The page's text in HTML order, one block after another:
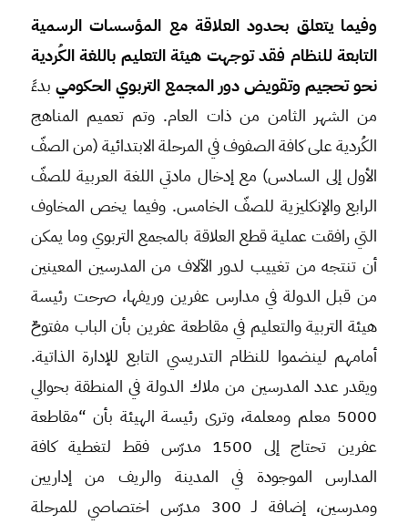
وفيما يتعلق بحدود العلاقة مع المؤسسات الرسمية
التابعة للنظام فقد توجهت هيئة التعليم باللغة الكُردية
نحو تحجيم وتقويض دور المجمع التربوي الحكومي بدءً
من الشهر الثامن من ذات العام. وتم تعميم المناهج
الكُردية على كافة الصفوف في المرحلة الابتدائية (من الصفّ
الأول إلى السادس) مع إدخال مادتي اللغة العربية للصفّ
الرابع والإنكليزية للصفّ الخامس. وفيما يخص المخاوف
التي رافقت عملية قطع العلاقة بالمجمع التربوي وما يمكن
أن تنتجه من تغييب لدور الآلاف من المدرسين المعينين
من قبل الدولة في مدارس عفرين وريفها، صرحت رئيسة
هيئة التربية والتعليم في مقاطعة عفرين بأن الباب مفتوحٌ
أمامهم لينضموا للنظام التدريسي التابع للإدارة الذاتية.
ويقدر عدد المدرسين من ملاك الدولة في المنطقة بحوالي
5000 معلم ومعلمة، وترى رئيسة الهيئة بأن “مقاطعة
عفرين تحتاج إلى 1500 مدرّس فقط لتغطية كافة
المدارس الموجودة في المدينة والريف من إداريين
ومدرسين، إضافة لـ 300 مدرّس اختصاصي للمرحلة